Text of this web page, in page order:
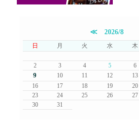
≪ 2026/8
日 月 火 水 木
2
3 4 5 6
9 10 11 12 13
16
17 18 19 20
23
24 25 26 27
30
31